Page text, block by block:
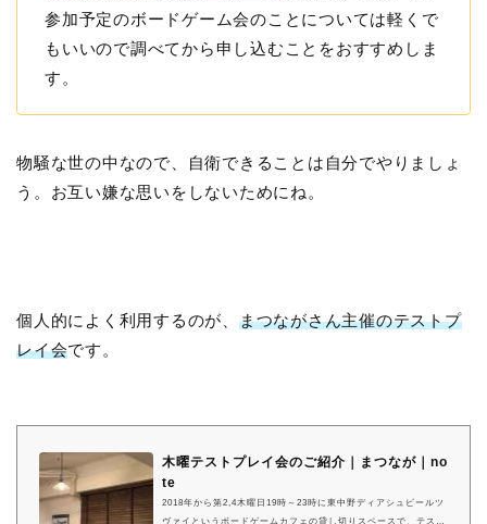
参加予定のボードゲーム会のことについては軽くで
もいいので調べてから申し込むことをおすすめしま
す。
物騒な世の中なので、自衛できることは自分でやりましょ
う。お互い嫌な思いをしないためにね。
個人的によく利用するのが、 まつながさん主催のテストプ
レイ会です。
木曜テストプレイ会のご紹介｜まつなが｜no
te
2018年から第2,4木曜日19時～23時に東中野ディアシュピールツ
ヴァイというボードゲームカフェの貸し切りスペースで、テスト